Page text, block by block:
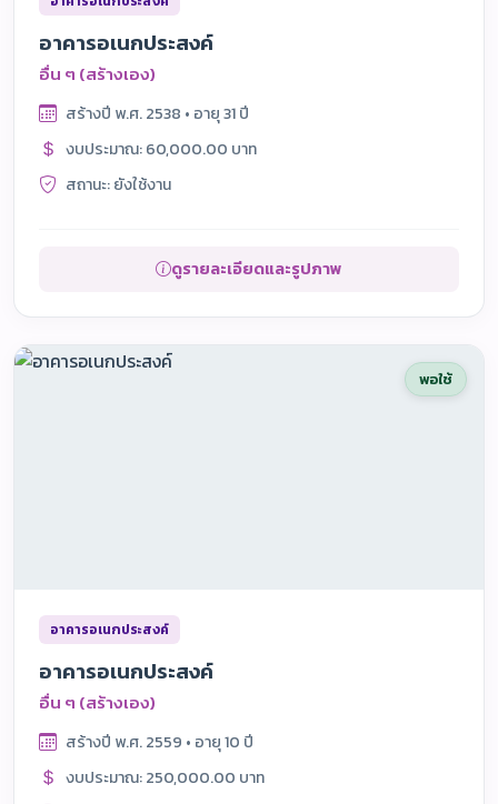
อาคารอเนกประสงค์
อื่น ๆ (สร้างเอง)
สร้างปี พ.ศ. 2538 • อายุ 31 ปี
งบประมาณ: 60,000.00 บาท
สถานะ: ยังใช้งาน
ดูรายละเอียดและรูปภาพ
พอใช้
อาคารอเนกประสงค์
อาคารอเนกประสงค์
อื่น ๆ (สร้างเอง)
สร้างปี พ.ศ. 2559 • อายุ 10 ปี
งบประมาณ: 250,000.00 บาท